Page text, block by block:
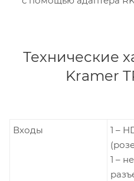
Технические
Kramer
Входы
1 –
1 –